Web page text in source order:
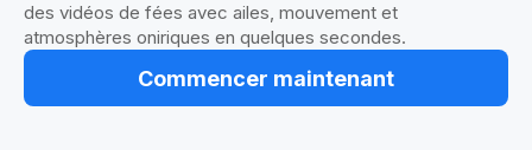
des vidéos de fées avec ailes, mouvement et
atmosphères oniriques en quelques secondes.
Commencer maintenant